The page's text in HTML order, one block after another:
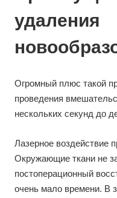
удаления
Огромный плюс такой
проведения
нескольких секунд до
Лазерное воздействие
Окружающие ткани не
постоперационный
очень мало времени. В